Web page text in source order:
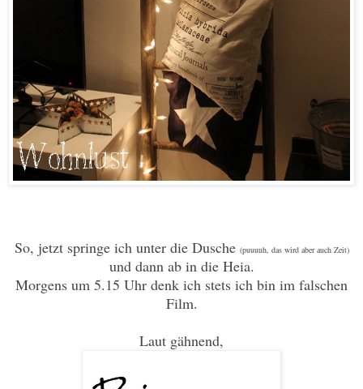
So, jetzt springe ich unter die Dusche (puuuuh, das wird aber auch Zeit)
und dann ab in die Heia.
Morgens um 5.15 Uhr denk ich stets ich bin im falschen
Film.
Laut gähnend,